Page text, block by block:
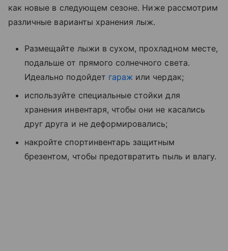
как новые в следующем сезоне. Ниже рассмотрим
различные варианты хранения лыж.
Размещайте лыжи в сухом, прохладном месте,
подальше от прямого солнечного света.
Идеально подойдет гараж или чердак;
используйте специальные стойки для
хранения инвентаря, чтобы они не касались
друг друга и не деформировались;
накройте спортинвентарь защитным
брезентом, чтобы предотвратить пыль и влагу.